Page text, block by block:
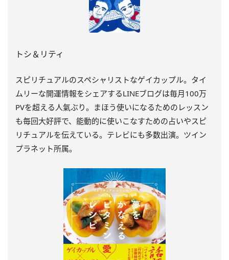
トシ＆リティ
スピリチュアルのスペシャリストなゲイカップル。タイ
ムリーな開運情報をシェアするLINEブログは毎月100万
PVを超える人氣ぶり。まほう使いになるためのレッスン
も毎回大好評で、能動的に使いこなすための占いやスピ
リチュアルを伝えている。テレビにも多数出演。ツイン
プラネット所属。